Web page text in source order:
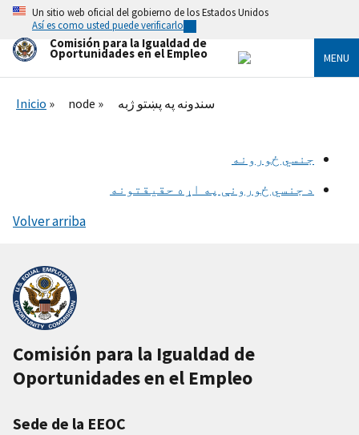
Skip
main
content
Un sitio web oficial del gobierno de los Estados Unidos
Así es como usted puede verificarlo
Comisión para la Igualdad de
Oportunidades en el Empleo MENU
Inicio node سندونه په پښتو ژبه
جنسي ځورونه
د جنسي ځورونې په اړه حقیقتونه
Volver arriba
Comisión para la Igualdad de
Oportunidades en el Empleo
Sede de la EEOC